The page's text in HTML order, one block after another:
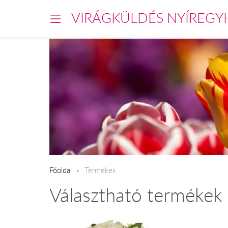
VIRÁGKÜLDÉS
Főoldal Termékek
Választható termékek